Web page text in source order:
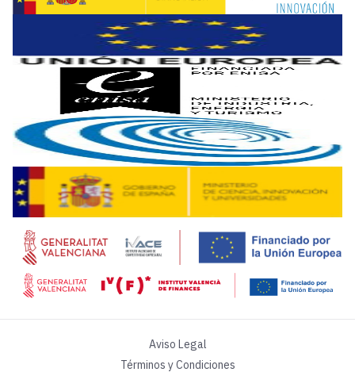
Con esta nueva adquisición, añade el CEO de Innovae,
Según explica la compañía en una nota pública, en los
Otra de las novedades que se está aplicando en los
Por último, la estrategia a seguir de Innovae,concluye
Aviso Legal
Términos y Condiciones